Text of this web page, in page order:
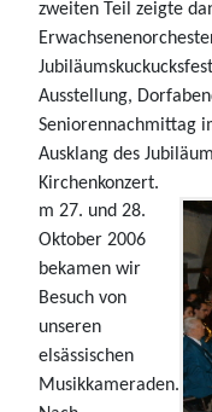
zweiten Teil zeigte
Ausstellung,
Seniorennachmittag
Ausklang des
Kirchenkonzert.
m 27. und 28.
Oktober 2006
bekamen wir
Besuch von
unseren
elsässischen
Musikkameraden.